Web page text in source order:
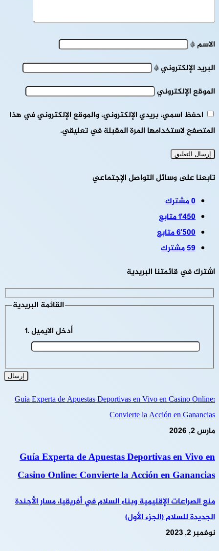
الاسم*
البريد الإلكتروني*
الموقع الإلكتروني
احفظ اسمي، بريدي الإلكتروني، والموقع الإلكتروني في هذا
المتصفح لاستخدامها المرة المقبلة في تعليقي.
تابعنا على وسائل التواصل الإجتماعي
0مشترك
1٬450متابع
6٬500متابع
59مشترك
اشترك في قائمتنا البريدية
القائمة البريدية
Guía Experta de Apuestas Deportivas en Vivo en Casino Online:
Convierte la Acción en Ganancias
مارس 2, 2026
Guía Experta de Apuestas Deportivas en Vivo en
Casino Online: Convierte la Acción en Ganancias
منع الصراعات الإقليمية وبناء السلام في أفريقيا، مسار الأجندة
الجديدة للسلام (الجزء الأول)
نوفمبر 2, 2023